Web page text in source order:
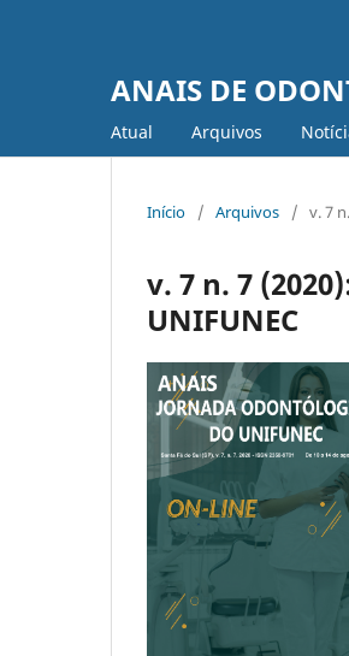
ANAIS DE
Atual Arquivos
Início / Arquivos / v. 7
v. 7 n. 7
UNIFUNEC